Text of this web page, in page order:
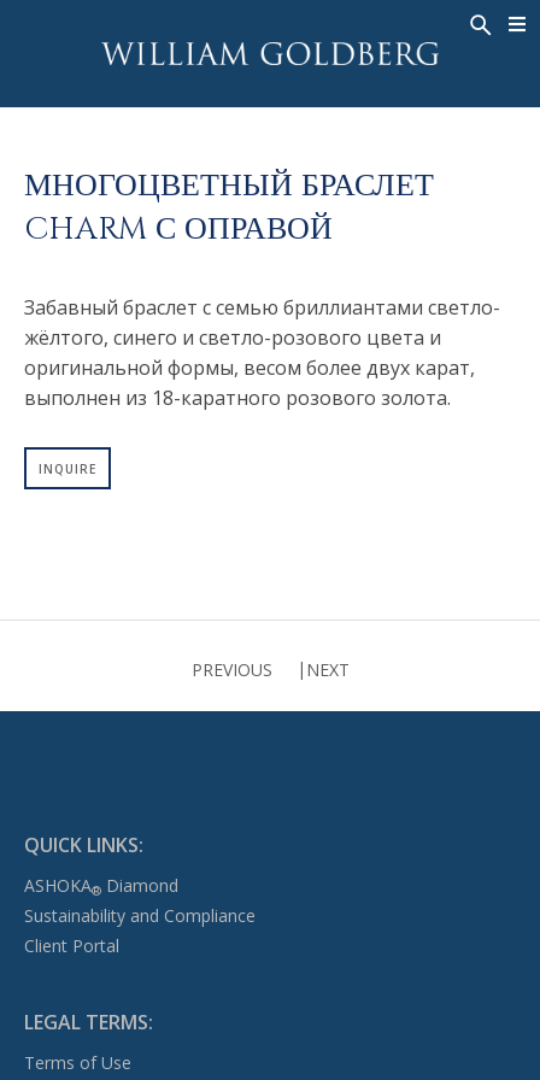
ЭКСКЛЮЗИВНЫЕ ЮВЕЛИРНЫЕ
МУЖСКОЕ КОЛЬЦО
СЕРЬГИ
БРАСЛЕТЫ
НАРУЧНЫЕ ЧАСЫ
ФАНТАЗИЙНЫЕ ЦВЕТА
ASHOKA ЮВЕЛИРНЫЕ ИЗДЕЛИЯ
КОЛЬЦА
BANDS
КОЛЬЕ
ПОДВЕСКИ
СЕРЬГИ
TALISMAN
ИСТОРИЯ
ASHOKA®
МНОГОЦВЕТНЫЙ БРАСЛЕТ
CHARM С ОПРАВОЙ
Забавный браслет с семью бриллиантами светло-
жёлтого, синего и светло-розового цвета и
оригинальной формы, весом более двух карат,
выполнен из 18-каратного розового золота.
INQUIRE
PREVIOUS NEXT
QUICK LINKS:
ASHOKA®Diamond
Sustainability and Compliance
Client Portal
LEGAL TERMS:
Terms of Use